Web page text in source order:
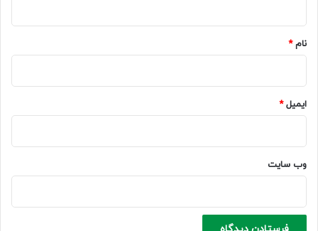
نام*
ایمیل*
وب‌ سایت